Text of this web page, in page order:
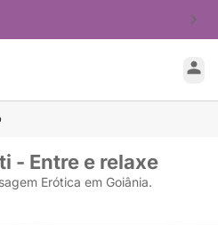
- Entre e relaxe
Erótica em Goiânia.